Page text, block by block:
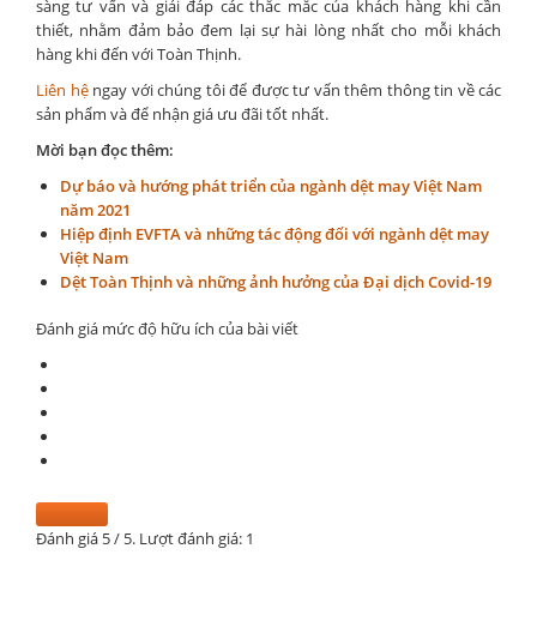
sàng tư vấn và giải đáp các thắc mắc của khách hàng khi cần
thiết, nhằm đảm bảo đem lại sự hài lòng nhất cho mỗi khách
hàng khi đến với Toàn Thịnh.
Liên hệngay với chúng tôi để được tư vấn thêm thông tin về các
sản phẩm và để nhận giá ưu đãi tốt nhất.
Mời bạn đọc thêm:
Dự báo và hướng phát triển của ngành dệt may Việt Nam
năm 2021
Hiệp định EVFTA và những tác động đối với ngành dệt may
Việt Nam
Dệt Toàn Thịnh và những ảnh hưởng của Đại dịch Covid-19
Đánh giá mức độ hữu ích của bài viết
Đánh giá 5/ 5. Lượt đánh giá: 1